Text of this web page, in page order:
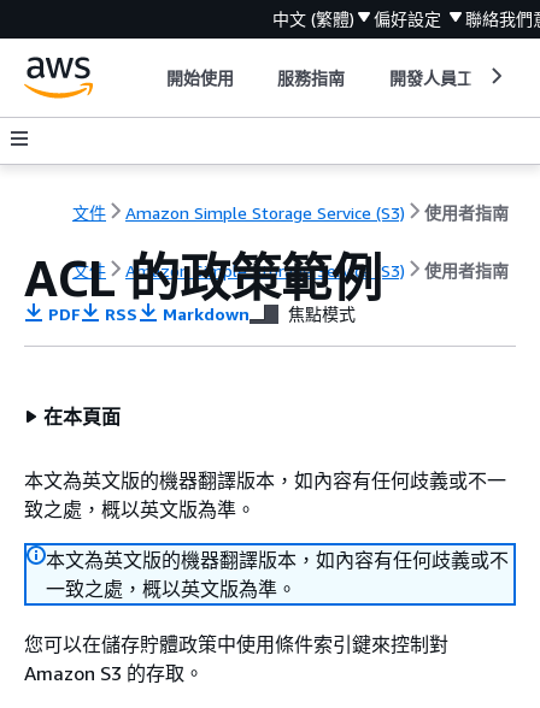
中文 (繁體) 偏好設定 聯絡我們
開始使用 服務指南 開發人員工具
文件 Amazon Simple Storage Service (S3) 使用者指南
文件 Amazon Simple Storage Service (S3) 使用者指南
ACL 的政策範例
PDF RSS Markdown 焦點模式
在本頁面
本文為英文版的機器翻譯版本，如內容有任何歧義或不一
致之處，概以英文版為準。
本文為英文版的機器翻譯版本，如內容有任何歧義或不
一致之處，概以英文版為準。
您可以在儲存貯體政策中使用條件索引鍵來控制對
Amazon S3 的存取。